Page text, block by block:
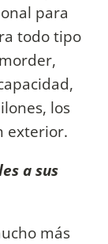
para
todo tipo
los
exterior.
a sus
más